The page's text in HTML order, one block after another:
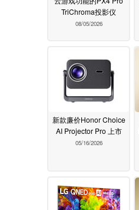
TriChroma投影仪
08/05/2026
新款廉价Honor Choice
AI Projector Pro 上市
05/16/2026